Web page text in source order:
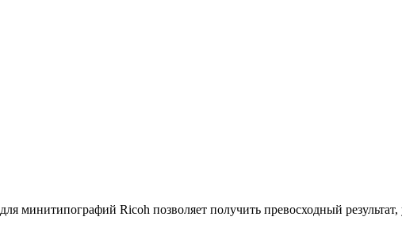
для минитипографий Ricoh позволяет получить превосходный